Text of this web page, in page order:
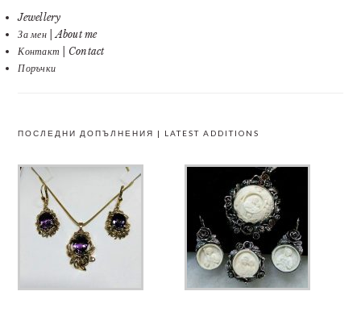
Jewellery
За мен | About me
Контакт | Contact
Поръчки
ПОСЛЕДНИ ДОПЪЛНЕНИЯ | LATEST ADDITIONS